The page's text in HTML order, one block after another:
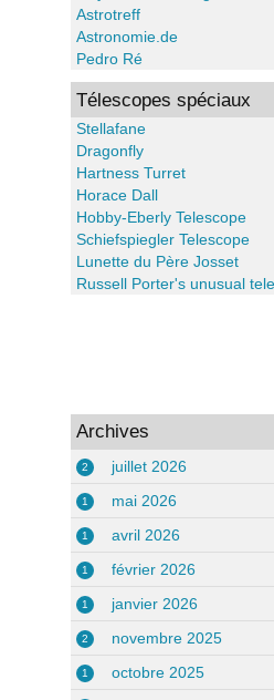
Astrotreff
Astronomie.de
Pedro Ré
Télescopes spéciaux
Stellafane
Dragonfly
Hartness Turret
Horace Dall
Hobby-Eberly Telescope
Schiefspiegler Telescope
Lunette du Père Josset
Russell Porter's unusual
Archives
2 juillet 2026
1 mai 2026
1 avril 2026
1 février 2026
1 janvier 2026
2 novembre 2025
1
octobre 2025